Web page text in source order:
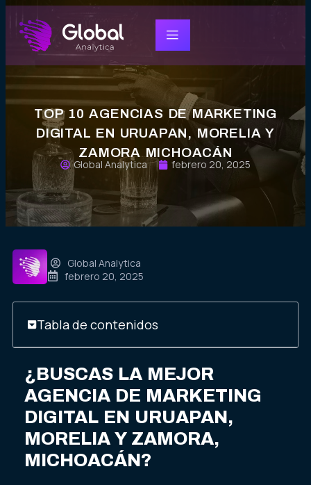
TOP 10 AGENCIAS DE MARKETING
DIGITAL EN URUAPAN, MORELIA Y
ZAMORA MICHOACÁN
Global Analytica febrero 20, 2025
Global Analytica
febrero 20, 2025
Tabla de contenidos
¿BUSCAS LA MEJOR
AGENCIA DE MARKETING
DIGITAL EN URUAPAN,
MORELIA Y ZAMORA,
MICHOACÁN?